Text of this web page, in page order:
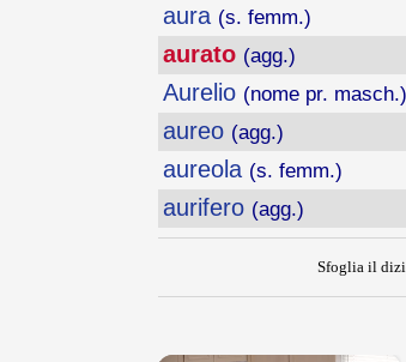
aura (s. femm.)
aurato (agg.)
Aurelio (nome pr. masch.)
aureo (agg.)
aureola (s. femm.)
aurifero (agg.)
Sfoglia il